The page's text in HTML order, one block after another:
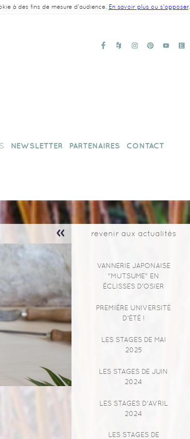
à des fins de mesure d'audience. En savoir plus ou s'opposer.
NEWSLETTER PARTENAIRES CONTACT
revenir aux actualités
VANNERIE JAPONAISE
"MUTSUME" EN
ÉCLISSES D'OSIER
PREMIÈRE UNIVERSITÉ
D'ÉTÉ !
LES STAGES DE MAI
2025
LES STAGES DE JUIN
2024
LES STAGES D'AVRIL
2024
LES STAGES DE